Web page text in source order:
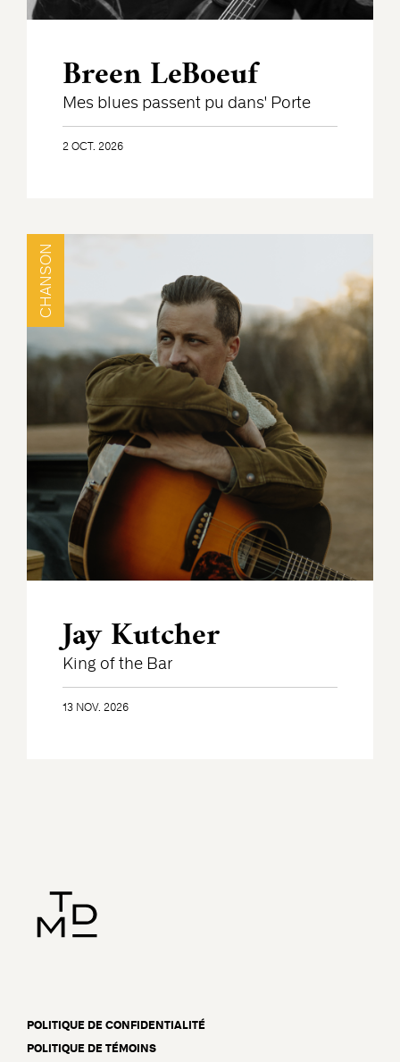
Breen LeBoeuf
Mes blues passent pu dans' Porte
2 OCT. 2026
CHANSON
Jay Kutcher
King of the Bar
13 NOV. 2026
POLITIQUE DE CONFIDENTIALITÉ
POLITIQUE DE TÉMOINS